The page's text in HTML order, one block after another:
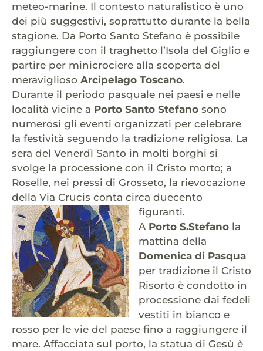
meteo-marine. Il contesto naturalistico è uno
dei più suggestivi, soprattutto durante la bella
stagione. Da Porto Santo Stefano è possibile
raggiungere con il traghetto l’Isola del Giglio e
partire per minicrociere alla scoperta del
meraviglioso Arcipelago Toscano.
Durante il periodo pasquale nei paesi e nelle
località vicine a Porto Santo Stefano sono
numerosi gli eventi organizzati per celebrare
la festività seguendo la tradizione religiosa. La
sera del Venerdì Santo in molti borghi si
svolge la processione con il Cristo morto; a
Roselle, nei pressi di Grosseto, la rievocazione
della Via Crucis conta circa duecento
figuranti.
APorto S.Stefano la
mattina della
Domenica di Pasqua
per tradizione il Cristo
Risorto è condotto in
processione dai fedeli
vestiti in bianco e
rosso per le vie del paese fino a raggiungere il
mare. Affacciata sul porto, la statua di Gesù è